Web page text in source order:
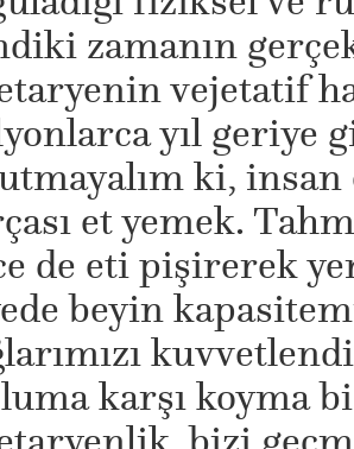
zamanın
vejetatif
yıl geriye
ki,
et yemek.
de eti pişirerek
beyin
karşı koyma